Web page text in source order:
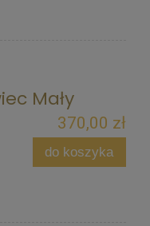
Mały
370,00 zł
do koszyka